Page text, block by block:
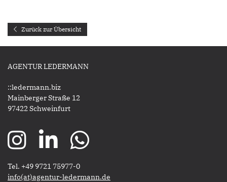
Zurück zur Übersicht
AGENTUR LEDERMANN
::ledermann.biz
Mainberger Straße 12
97422 Schweinfurt
Tel. +49 9721 75977-0
​​​​​​​info(at)agentur-ledermann.de